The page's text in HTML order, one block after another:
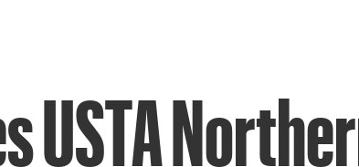
USTA